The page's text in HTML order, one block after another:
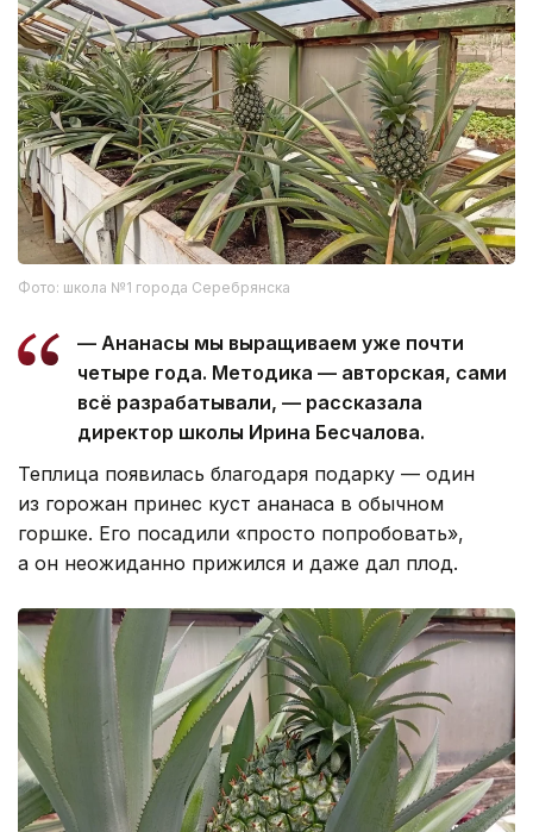
Фото: школа №1 города Серебрянска
— Ананасы мы выращиваем уже почти
четыре года. Методика — авторская, сами
всё разрабатывали, — рассказала
директор школы Ирина Бесчалова.
Теплица появилась благодаря подарку — один
из горожан принес куст ананаса в обычном
горшке. Его посадили «просто попробовать»,
а он неожиданно прижился и даже дал плод.